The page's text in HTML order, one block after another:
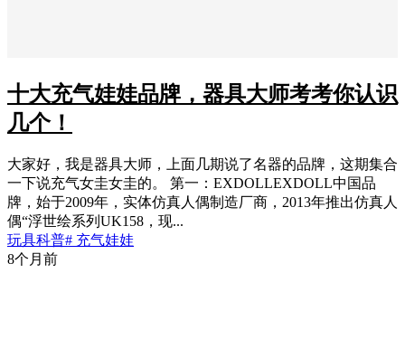
十大充气娃娃品牌，器具大师考考你认识
几个！
大家好，我是器具大师，上面几期说了名器的品牌，这期集合
一下说充气女圭女圭的。 第一：EXDOLLEXDOLL中国品
牌，始于2009年，实体仿真人偶制造厂商，2013年推出仿真人
偶“浮世绘系列UK158，现...
玩具科普# 充气娃娃
8个月前